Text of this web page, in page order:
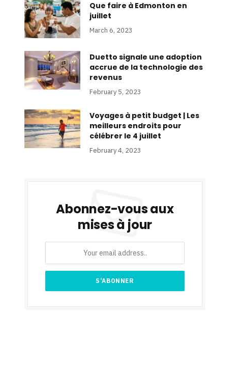
Que faire à Edmonton en
juillet
March 6, 2023
Duetto signale une adoption
accrue de la technologie des
revenus
February 5, 2023
Voyages à petit budget | Les
meilleurs endroits pour
célébrer le 4 juillet
February 4, 2023
Abonnez-vous aux
mises à jour